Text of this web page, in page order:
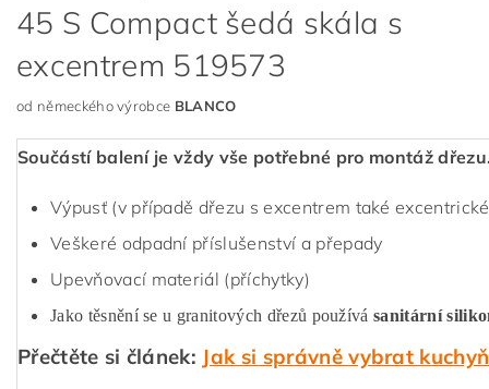
45 S Compact šedá skála s
excentrem 519573
od německého výrobce BLANCO
Součástí balení je vždy vše potřebné pro montáž
Výpusť (v případě dřezu s excentrem také
Veškeré odpadní příslušenství a přepady
Upevňovací materiál (příchytky)
Jako těsnění se u granitových dřezů používásanitární
Přečtěte si článek: Jak si správně vybrat